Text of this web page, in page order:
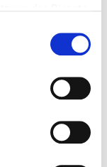
Unsere